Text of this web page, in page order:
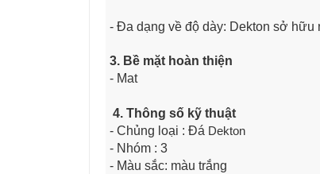
- Đa dạng về độ dày: Dekton sở hữu
3. Bề mặt hoàn thiện
- Mat
4. Thông số kỹ thuật
- Chủng loại : Đá Dekton
- Nhóm : 3
- Màu sắc: màu trắng